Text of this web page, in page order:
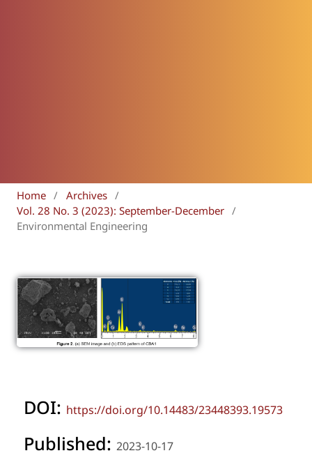
Home / Archives /
Vol. 28 No. 3 (2023): September-December /
Environmental Engineering
DOI: https://doi.org/10.14483/23448393.19573
Published: 2023-10-17